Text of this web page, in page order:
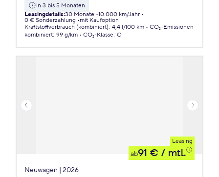
in 3 bis 5 Monaten
Leasingdetails:30 Monate 10.000 km/Jahr
0 € Sonderzahlung
mit Kaufoption
Kraftstoffverbrauch (kombiniert): 4,4 l/100 km
CO₂-Emissionen
kombiniert: 99 g/km CO₂-Klasse: C
Leasing
ab91 € / mtl.
Neuwagen | 2026